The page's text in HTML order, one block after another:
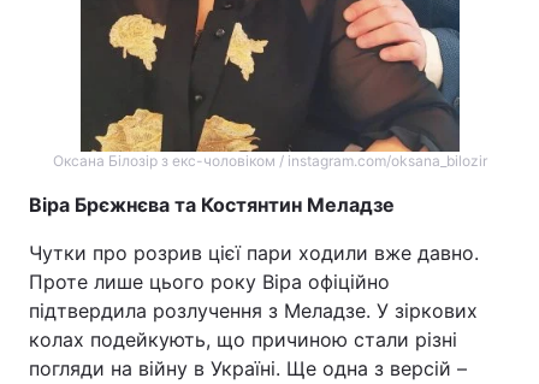
Оксана Білозір з екс-чоловіком / instagram.com/oksana_bilozir
Віра Брєжнєва та Костянтин Меладзе
Чутки про розрив цієї пари ходили вже давно.
Проте лише цього року Віра офіційно
підтвердила розлучення з Меладзе. У зіркових
колах подейкують, що причиною стали різні
погляди на війну в Україні. Ще одна з версій –